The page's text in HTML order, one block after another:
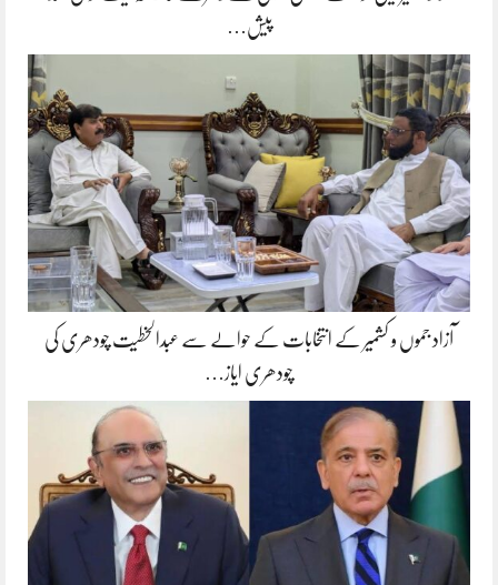
پیش…
آزاد جموں و کشمیر کے انتخابات کے حوالے سے عبدالخطیت چودھری کی
چودھری ایاز…